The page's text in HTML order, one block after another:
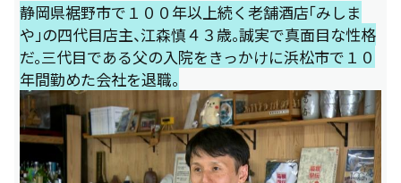
静岡県裾野市で１００年以上続く老舗酒店「みしま
や」の四代目店主、江森慎４３歳。誠実で真面目な性格
だ。三代目である父の入院をきっかけに浜松市で１０
年間勤めた会社を退職。